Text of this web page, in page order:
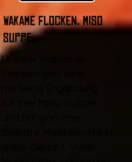
Wakame Flocken, Miso
Suppe
Unsere Wakame-